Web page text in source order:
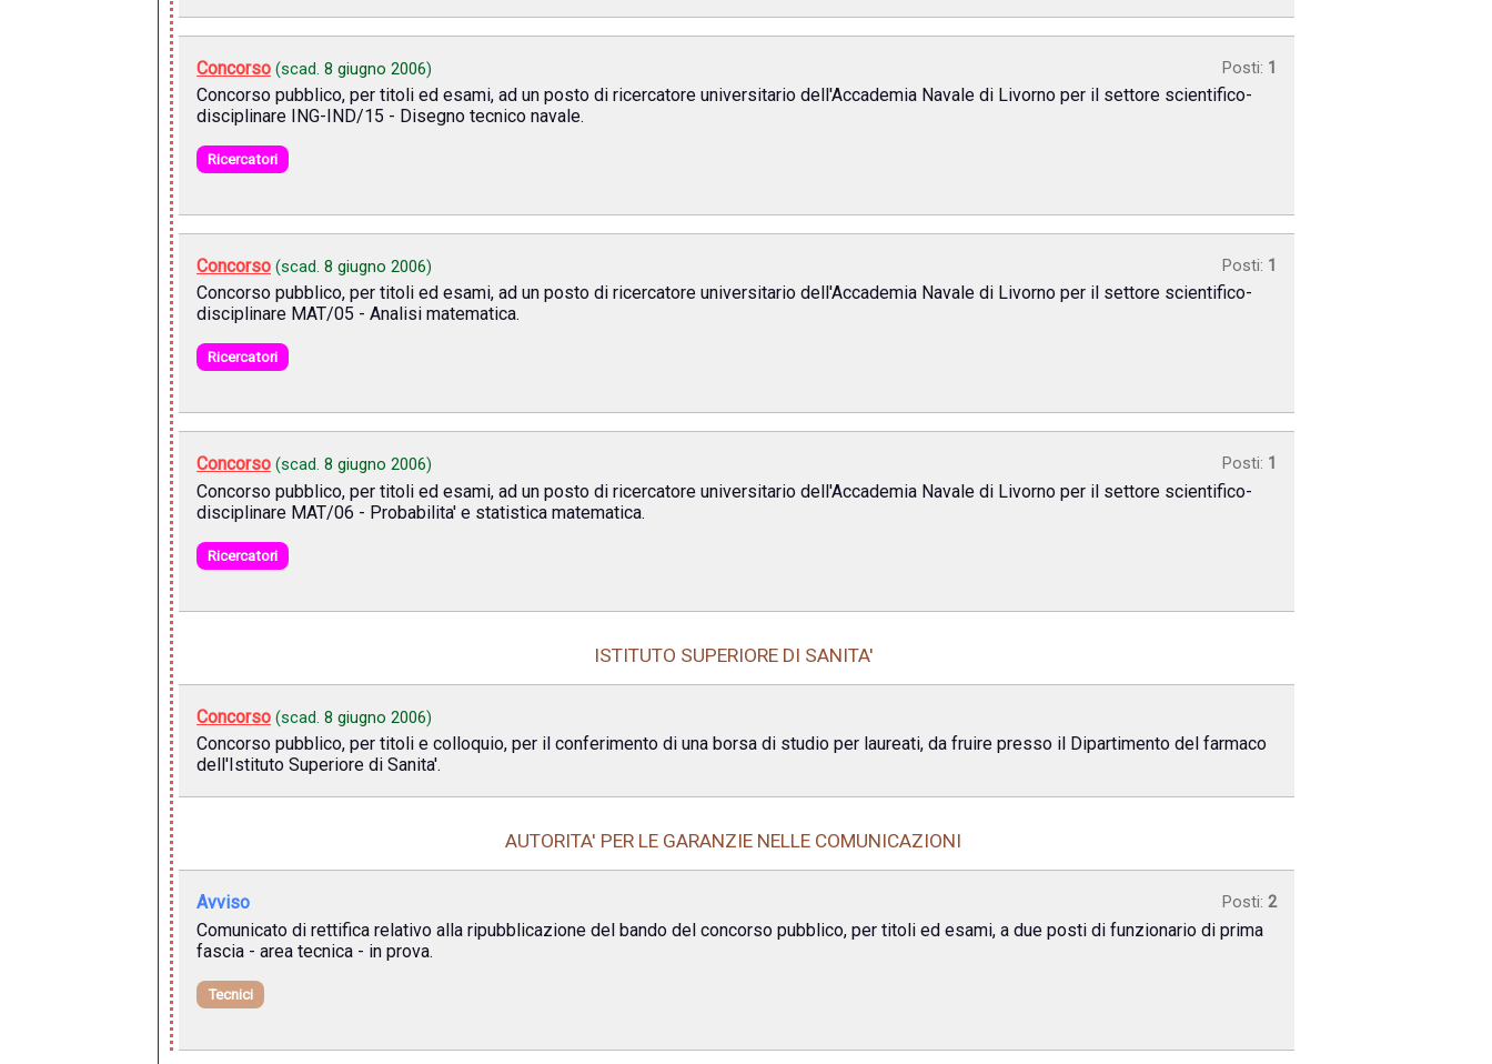
Concorso (scad. 8 giugno 2006) Posti: 1
Concorso pubblico, per titoli ed esami, ad un posto di ricercatore universitario dell'Accademia Navale di Livorno per il settore scientifico-
disciplinare ING-IND/15 - Disegno tecnico navale.
Ricercatori
Concorso (scad. 8 giugno 2006) Posti: 1
Concorso pubblico, per titoli ed esami, ad un posto di ricercatore universitario dell'Accademia Navale di Livorno per il settore scientifico-
disciplinare MAT/05 - Analisi matematica.
Ricercatori
Concorso (scad. 8 giugno 2006) Posti: 1
Concorso pubblico, per titoli ed esami, ad un posto di ricercatore universitario dell'Accademia Navale di Livorno per il settore scientifico-
disciplinare MAT/06 - Probabilita' e statistica matematica.
Ricercatori
ISTITUTO SUPERIORE DI SANITA'
Concorso (scad. 8 giugno 2006)
Concorso pubblico, per titoli e colloquio, per il conferimento di una borsa di studio per laureati, da fruire presso il Dipartimento del farmaco
dell'Istituto Superiore di Sanita'.
AUTORITA' PER LE GARANZIE NELLE COMUNICAZIONI
Avviso Posti: 2
Comunicato di rettifica relativo alla ripubblicazione del bando del concorso pubblico, per titoli ed esami, a due posti di funzionario di prima
fascia - area tecnica - in prova.
Tecnici